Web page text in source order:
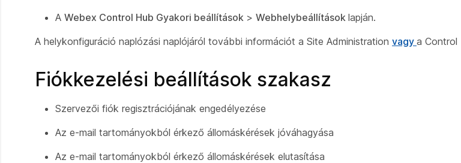
A Webex Control Hub Gyakori beállítások > Webhelybeállítások lapján.
A helykonfiguráció naplózási naplójáról további információt a Site Administration vagy a Control
Fiókkezelési beállítások szakasz
Szervezői fiók regisztrációjának engedélyezése
Az e-mail tartományokból érkező állomáskérések jóváhagyása
Az e-mail tartományokból érkező állomáskérések elutasítása